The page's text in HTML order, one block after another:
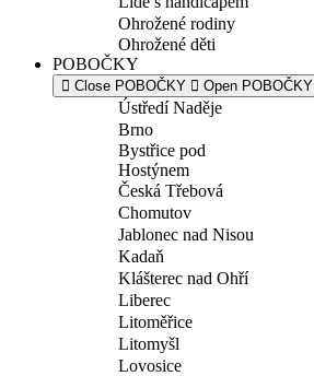
Ohrožené rodiny
Ohrožené děti
POBOČKY
Close POBOČKY Open POBOČKY
Ústředí Naděje
Brno
Bystřice pod
Hostýnem
Česká Třebová
Chomutov
Jablonec nad Nisou
Kadaň
Klášterec nad Ohří
Liberec
Litoměřice
Litomyšl
Lovosice